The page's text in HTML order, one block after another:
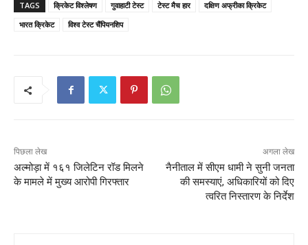
TAGS क्रिकेट विश्लेषण गुवाहाटी टेस्ट टेस्ट मैच हार
दक्षिण अफ्रीका क्रिकेट
भारत क्रिकेट
विश्व टेस्ट चैंपियनशिप
पिछला लेख
अल्मोड़ा में १६१ जिलेटिन रॉड मिलने
के मामले में मुख्य आरोपी गिरफ्तार
अगला लेख
नैनीताल में सीएम धामी ने सुनी जनता
की समस्याएं, अधिकारियों को दिए
त्वरित निस्तारण के निर्देश